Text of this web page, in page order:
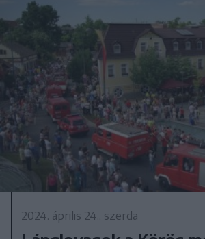
2024. április 24., szerda